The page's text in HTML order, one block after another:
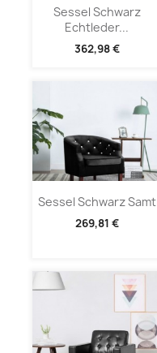
Sessel Schwarz
Echtleder...
362,98 €
Sessel Schwarz Samt
269,81 €